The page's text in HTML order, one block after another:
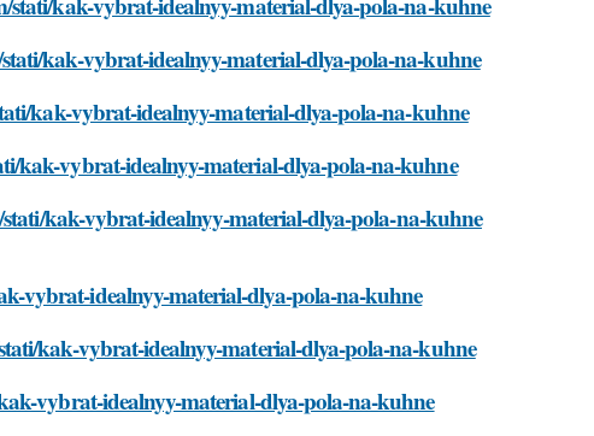
kak-vybrat-idealnyy-material-dlya-pola-na-kuhne
kak-vybrat-idealnyy-material-dlya-pola-na-kuhne
kak-vybrat-idealnyy-material-dlya-pola-na-kuhne
kak-vybrat-idealnyy-material-dlya-pola-na-kuhne
vybrat-idealnyy-material-dlya-pola-na-kuhne
kak-vybrat-idealnyy-material-dlya-pola-na-kuhne
vybrat-idealnyy-material-dlya-pola-na-kuhne